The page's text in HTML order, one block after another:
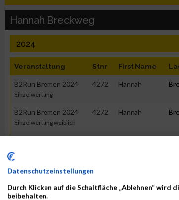
Hannah Breckweg
2024
Veranstaltung Stnr First Name
B2Run Bremen 2024
Einzelwertung
4272 Hannah
B2Run Bremen 2024
Einzelwertung weiblich
4272 Hannah
B2Run Bremen 2024
Datenschutzeinstellungen
Durch Klicken auf die Schaltfläche „Ablehnen“
beibehalten.